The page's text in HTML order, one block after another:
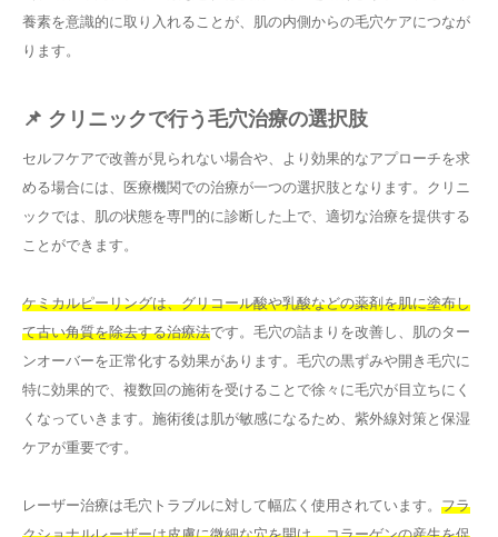
養素を意識的に取り入れることが、肌の内側からの毛穴ケアにつなが
ります。
📌 クリニックで行う毛穴治療の選択肢
セルフケアで改善が見られない場合や、より効果的なアプローチを求
める場合には、医療機関での治療が一つの選択肢となります。クリニ
ックでは、肌の状態を専門的に診断した上で、適切な治療を提供する
ことができます。
ケミカルピーリングは、グリコール酸や乳酸などの薬剤を肌に塗布し
て古い角質を除去する治療法です。毛穴の詰まりを改善し、肌のター
ンオーバーを正常化する効果があります。毛穴の黒ずみや開き毛穴に
特に効果的で、複数回の施術を受けることで徐々に毛穴が目立ちにく
くなっていきます。施術後は肌が敏感になるため、紫外線対策と保湿
ケアが重要です。
レーザー治療は毛穴トラブルに対して幅広く使用されています。 フラ